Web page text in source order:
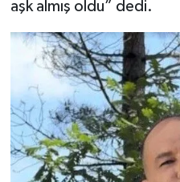
aşk almış oldu” dedi.